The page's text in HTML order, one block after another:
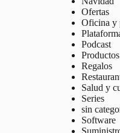
Ofertas
Oficina y
Podcast
Regalos
Salud y
Series
sin
Software